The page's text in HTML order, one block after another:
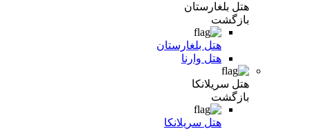
هتل بلغارستان
بازگشت
هتل بلغارستان
هتل وارنا
هتل سریلانکا
بازگشت
هتل سریلانکا